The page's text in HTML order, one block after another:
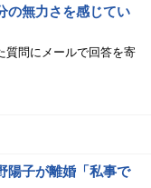
の無力さを感じてい
質問にメールで回答を寄
陽子が離婚「私事で